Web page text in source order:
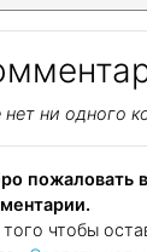
нет ни одного
пожаловать
чтобы